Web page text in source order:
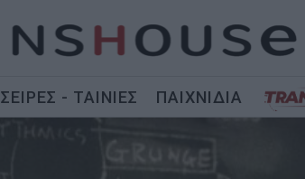
ΣΕΙΡΕΣ - ΤΑΙΝΙΕΣ ΠΑΙΧΝΙΔΙΑ